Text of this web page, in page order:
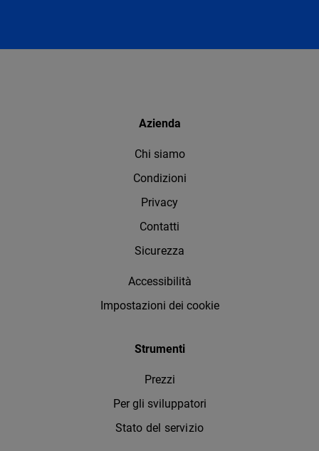
Azienda
Chi siamo
Condizioni
Privacy
Contatti
Sicurezza
Accessibilità
Impostazioni dei cookie
Strumenti
Prezzi
Per gli sviluppatori
Stato del servizio